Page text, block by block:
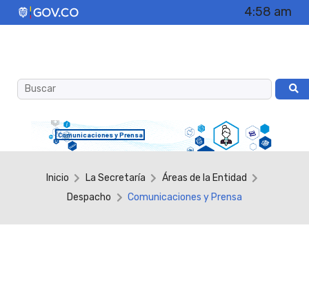
4:58 am
Comunicaciones y Prensa
Inicio La Secretaría
Áreas de la Entidad
Despacho
Comunicaciones y Prensa